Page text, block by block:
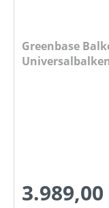
Greenbase